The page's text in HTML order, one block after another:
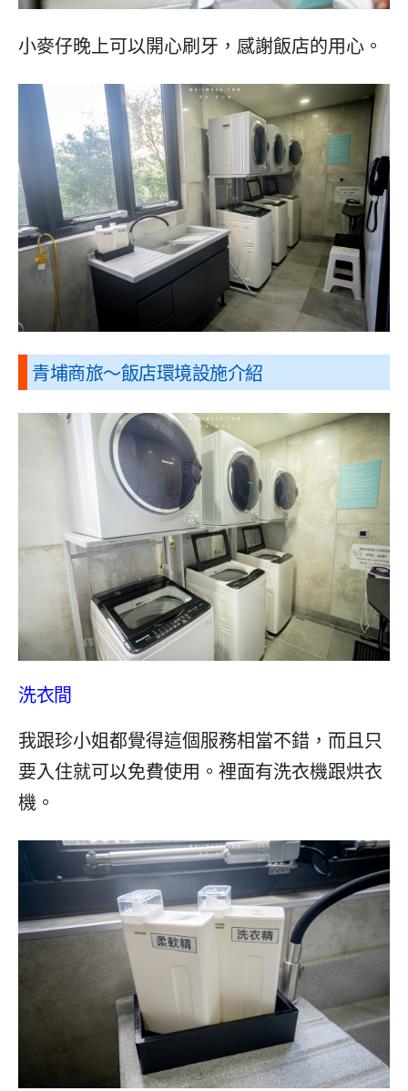
小麥仔晚上可以開心刷牙，感謝飯店的用心。
青埔商旅～飯店環境設施介紹
洗衣間
我跟珍小姐都覺得這個服務相當不錯，而且只
要入住就可以免費使用。裡面有洗衣機跟烘衣
機。